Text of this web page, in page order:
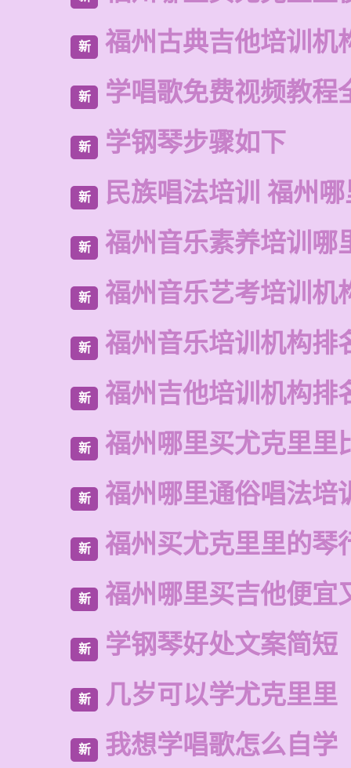
新 福州古典吉他培训机
新 学唱歌免费视频教程
新 学钢琴步骤如下
新 民族唱法培训 福州
新 福州音乐素养培训哪
新 福州音乐艺考培训机
新 福州音乐培训机构排
新 福州吉他培训机构排
新 福州哪里买尤克里里
新 福州哪里通俗唱法培
新 福州买尤克里里的琴
新 福州哪里买吉他便宜
新 学钢琴好处文案简短
新 几岁可以学尤克里里
新 我想学唱歌怎么自学